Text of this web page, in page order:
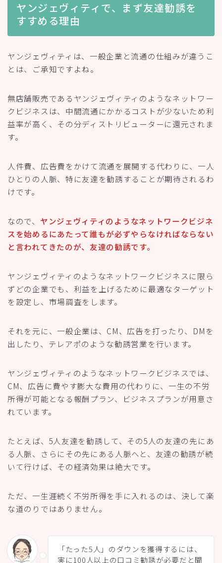
ヤンジェヴィティで、まず友達勧誘を
すすめる理由
ヤンジェヴィティは、一般企業と流通の仕組みが違うこ
とは、ご承知ですよね。
無店舗販売であるヤンジェヴィティのようなネットワー
クビジネスは、中間流通にかかるコストが少ないため利
益率が高く、その分ディストリビューターに還元されま
す。
人件費、広告費をかけて流通を展開する代わりに、一人
ひとりの人脈、特に友達を勧誘することが期待されるわ
けです。
なので、 ヤンジェヴィティのようなネットワークビジネ
スを始めるにあたって誰もが必ずやらなければならない
と言われてきたのが、友達の勧誘です。
ヤンジェヴィティのようなネットワークビジネスに限ら
ずどの企業でも、利益を上げるために最適なターゲット
を設定し、市場調査をします。
それを元に、一般企業は、CM、広告を打ったり、DMを
出したり、テレアポのような勧誘営業を行います。
ヤンジェヴィティのようなネットワークビジネスでは、
CM、広告に費やす膨大な費用の代わりに、一生の不労
所得が可能となる報酬プラン、ビジネスプランが用意さ
れています。
たとえば、5人友達を勧誘して、その5人の友達の先にあ
る人脈、さらにその先にある人脈へと、友達の勧誘が続
いて行けば、その経済効果は絶大です。
ただ、一生涯続く不労所得を手に入れるのは、決して楽
な道のりではありません。
「たった5人」のダウンを獲得するには、
実に100人以上の口コミ勧誘が必要だと聞